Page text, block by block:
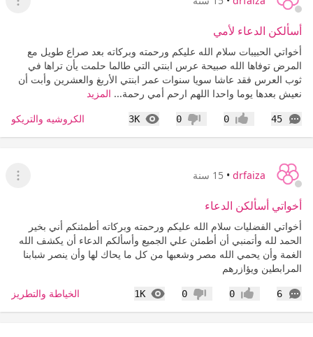
عرض
أسألكن الدعاء لأمي
أخواتي الحبيبات سلام الله عليكم ورحمته وبركاته بعد صراع طويل مع
المرض توفاها الله صبيحة عرس ابنتي التي طالما حلمت يأن تراها في
ثوب العرس فقد عاشا سويا سنوات عمر ابنتي الأربغ والعشرين وأبت أن
نعيش بعدها يوما واحدا اللهم ارحم أمي رحمة... المزيد
45
التعليقات إعجاب0 عدم إعجاب
0
3K
المشاهدات الكروشيه والتريكو
drfaiza
• 15 سنة
عرض
أخواتي أسألكن الدعاء
أخواتي الفضليات سلام الله عليكم ورحمته وبركاته أطمئنكم أني بخير
الحمد لله وأتمنبي أن أطمئن علي الجميع وأسألكم الدعاء أن يكشف الله
الغمة وأن يحمي الله مصر وشعبها من كل ما يحاك لها وأن ينصر شبابنا
المرابطين ويؤازرهم
6
التعليقات إعجاب0 عدم إعجاب
0
1K
المشاهدات الخياطة والتطريز